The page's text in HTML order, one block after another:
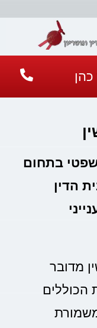
בתחום
הדין
מדובר
הכוללים